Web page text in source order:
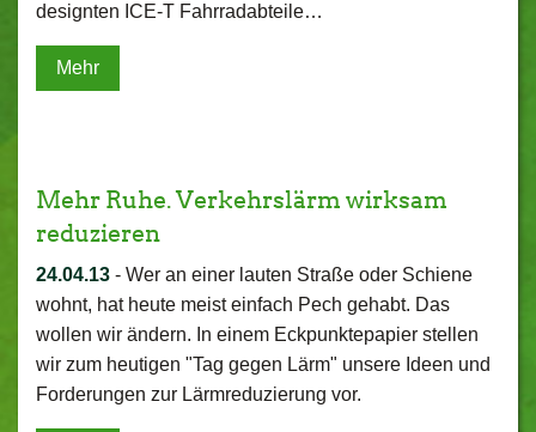
designten ICE-T Fahrradabteile…
Mehr
Mehr Ruhe. Verkehrslärm wirksam
reduzieren
24.04.13 - Wer an einer lauten Straße oder Schiene
wohnt, hat heute meist einfach Pech gehabt. Das
wollen wir ändern. In einem Eckpunktepapier stellen
wir zum heutigen "Tag gegen Lärm" unsere Ideen und
Forderungen zur Lärmreduzierung vor.